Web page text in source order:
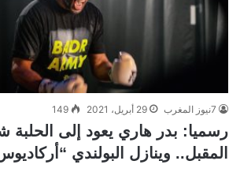
7نيوز المغرب 29 أبريل، 2021 149
رسميا: بدر هاري يعود إلى الحلبة
المقبل.. وينازل البولندي